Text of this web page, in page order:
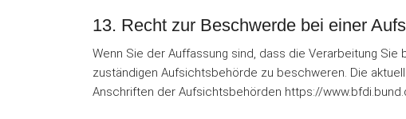
13. Recht zur Beschwerde bei einer
Wenn Sie der Auffassung sind, dass die Verarbeitung
zuständigen Aufsichtsbehörde zu beschweren. Die
Anschriften der Aufsichtsbehörden https://